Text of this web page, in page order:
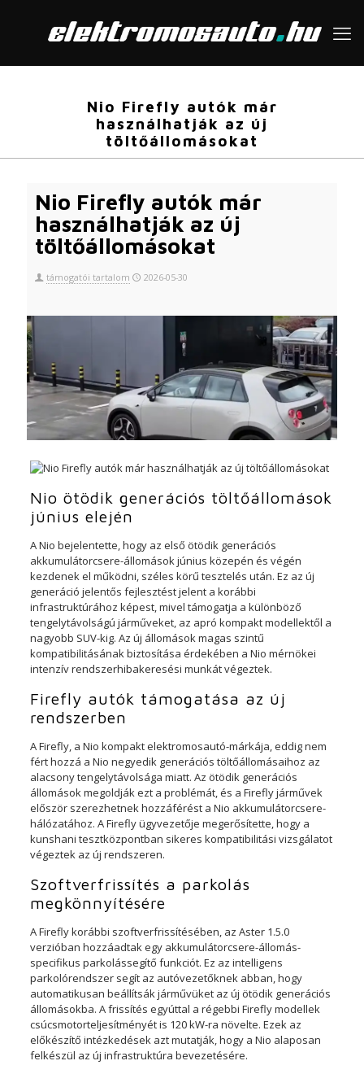
Nio Firefly autók már
használhatják az új
töltőállomásokat
Nio Firefly autók már
használhatják az új
töltőállomásokat
támogatói tartalom 2026-05-30
Nio ötödik generációs töltőállomások
június elején
A Nio bejelentette, hogy az első ötödik generációs
akkumulátorcsere-állomások június közepén és végén
kezdenek el működni, széles körű tesztelés után. Ez az új
generáció jelentős fejlesztést jelent a korábbi
infrastruktúrához képest, mivel támogatja a különböző
tengelytávolságú járműveket, az apró kompakt modellektől a
nagyobb SUV-kig. Az új állomások magas szintű
kompatibilitásának biztosítása érdekében a Nio mérnökei
intenzív rendszerhibakeresési munkát végeztek.
Firefly autók támogatása az új
rendszerben
A Firefly, a Nio kompakt elektromosautó-márkája, eddig nem
fért hozzá a Nio negyedik generációs töltőállomásaihoz az
alacsony tengelytávolsága miatt. Az ötödik generációs
állomások megoldják ezt a problémát, és a Firefly járművek
először szerezhetnek hozzáférést a Nio akkumulátorcsere-
hálózatához. A Firefly ügyvezetője megerősítette, hogy a
kunshani tesztközpontban sikeres kompatibilitási vizsgálatot
végeztek az új rendszeren.
Szoftverfrissítés a parkolás
megkönnyítésére
A Firefly korábbi szoftverfrissítésében, az Aster 1.5.0
verzióban hozzáadtak egy akkumulátorcsere-állomás-
specifikus parkolássegítő funkciót. Ez az intelligens
parkolórendszer segít az autóvezetőknek abban, hogy
automatikusan beállítsák járművüket az új ötödik generációs
állomásokba. A frissítés egyúttal a régebbi Firefly modellek
csúcsmotorteljesítményét is 120 kW-ra növelte. Ezek az
előkészítő intézkedések azt mutatják, hogy a Nio alaposan
felkészül az új infrastruktúra bevezetésére.